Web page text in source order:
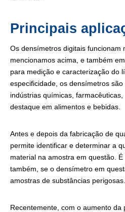
Principais
Os densímetros digitais funcionam
mencionamos acima, e também
para medição e caracterização do
especificidade, os densímetros
indústrias químicas,
destaque em alimentos e bebidas.
Antes e depois da fabricação de
permite identificar e determinar a
material na amostra em questão.
também, se o densímetro em
amostras de substâncias perigosas.
Recentemente, com o aumento